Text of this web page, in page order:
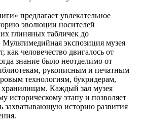
предлагает увлекательное
эволюции носителей
глиняных табличек до
экспозиция музея
как человечество двигалось от
знание было неотделимо от
рукописным и печатным
технологиям, букридерам,
Каждый зал музея
историческому этапу и позволяет
захватывающую историю развития